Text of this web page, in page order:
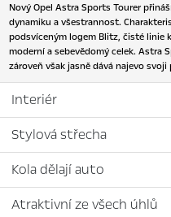
Nový Opel Astra Sports Tourer
dynamiku a všestrannost.
podsvíceným logem Blitz, čisté linie
moderní a sebevědomý celek. Astra
zároveň však jasně dává najevo
Interiér
Stylová střecha
Kola dělají auto
Atraktivní ze všech úhlů